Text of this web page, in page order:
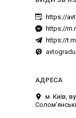
https://
https://
https://
м. Київ,